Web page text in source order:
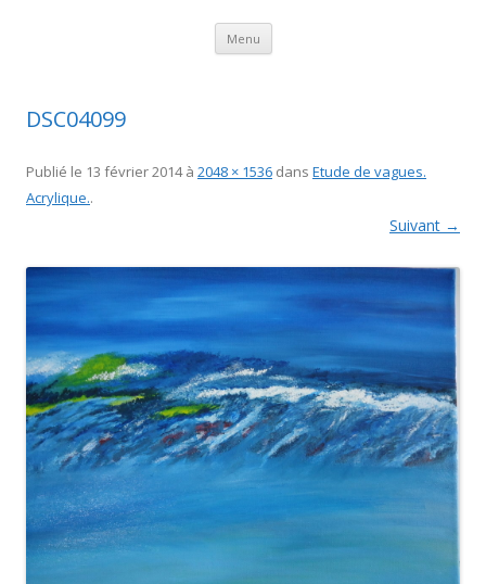
Menu Aller au contenu principal
DSC04099
Publié le 13 février 2014à 2048 × 1536 dans Etude de vagues.
Acrylique..
Suivant →